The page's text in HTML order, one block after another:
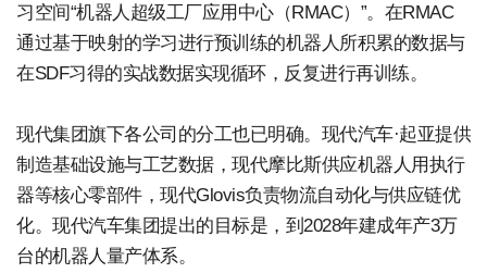
习空间“机器人超级工厂应用中心（RMAC）”。在RMAC
通过基于映射的学习进行预训练的机器人所积累的数据与
在SDF习得的实战数据实现循环，反复进行再训练。
现代集团旗下各公司的分工也已明确。现代汽车·起亚提供
制造基础设施与工艺数据，现代摩比斯供应机器人用执行
器等核心零部件，现代Glovis负责物流自动化与供应链优
化。现代汽车集团提出的目标是，到2028年建成年产3万
台的机器人量产体系。